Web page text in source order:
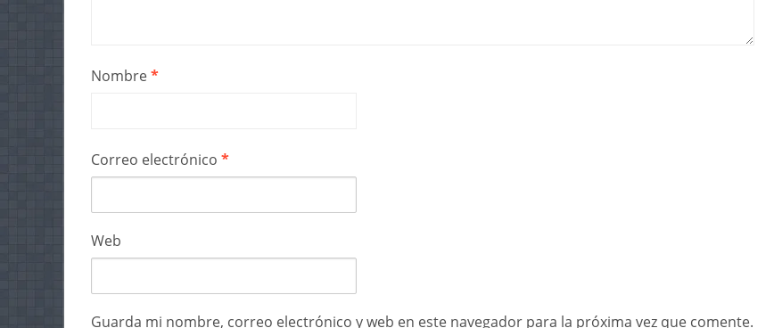
Nombre*
Correo electrónico *
Web
Guarda mi nombre, correo electrónico y web en este navegador para la próxima vez que comente.